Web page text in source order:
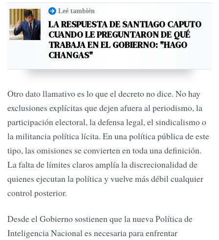
Leé también
LA RESPUESTA DE SANTIAGO CAPUTO
CUANDO LE PREGUNTARON DE QUÉ
TRABAJA EN EL GOBIERNO: "HAGO
CHANGAS"
Otro dato llamativo es lo que el decreto no dice. No hay
exclusiones explícitas que dejen afuera al periodismo, la
participación electoral, la defensa legal, el sindicalismo o
la militancia política lícita. En una política pública de este
tipo, las omisiones se convierten en toda una definición.
La falta de límites claros amplía la discrecionalidad de
quienes ejecutan la política y vuelve más débil cualquier
control posterior.
Desde el Gobierno sostienen que la nueva Política de
Inteligencia Nacional es necesaria para enfrentar